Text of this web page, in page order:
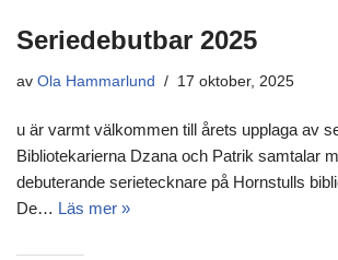
Seriedebutbar 2025
av Ola Hammarlund 17 oktober, 2025
u är varmt välkommen till årets upplaga av
Bibliotekarierna Dzana och Patrik samtalar
debuterande serietecknare på Hornstulls
De… Läs mer »